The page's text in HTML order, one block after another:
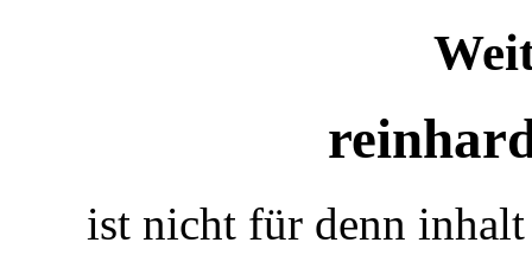
ist nicht für denn